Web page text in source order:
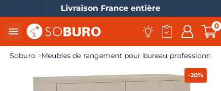
Livraison France entière
 0
Soburo Meubles de rangement pour bureau professionnel
-20%